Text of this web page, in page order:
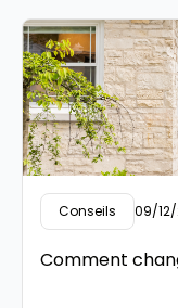
Conseils 09/
Comment